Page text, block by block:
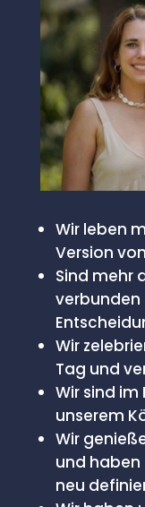
Wir leben
Version
Sind mehr
Wir
Tag und
Wir sind im
unserem
Wir
und
neu